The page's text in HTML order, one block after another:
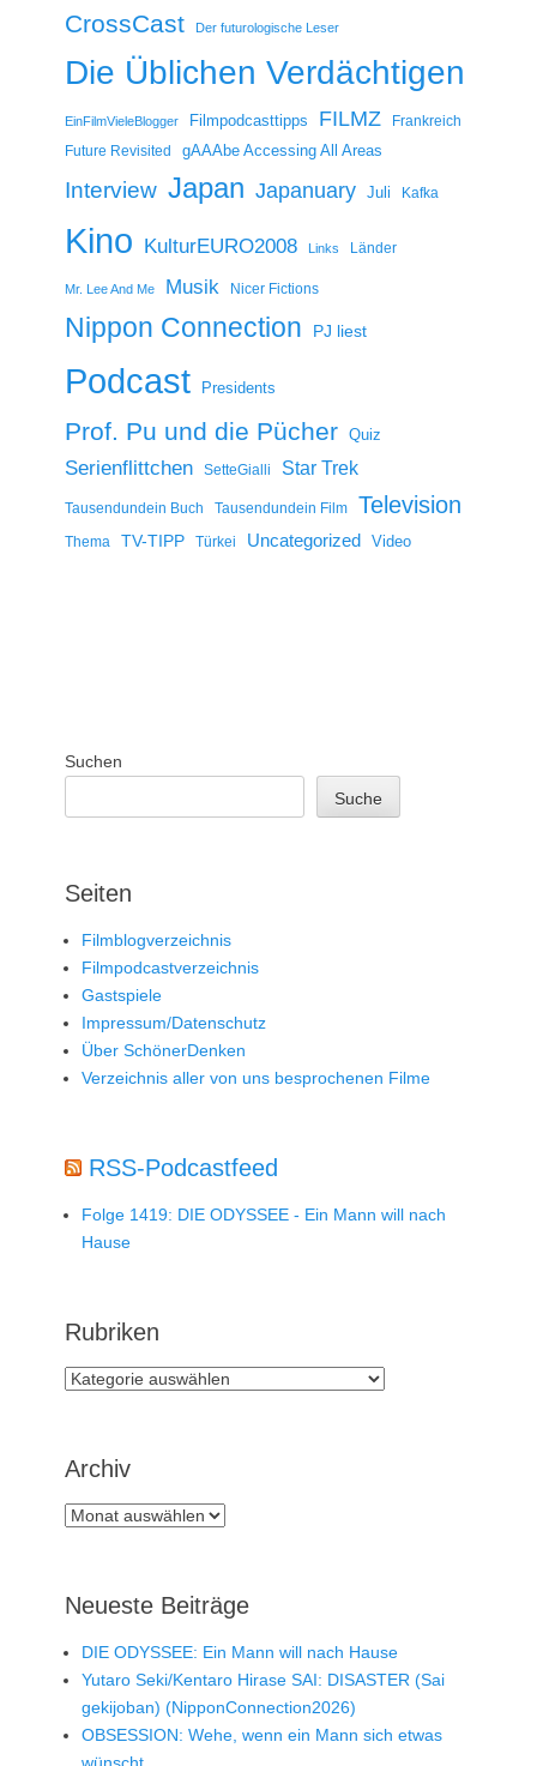
CrossCast Der futurologische Leser
Die Üblichen Verdächtigen
EinFilmVieleBlogger Filmpodcasttipps FILMZ
Frankreich
Future Revisited
gAAAbe Accessing All Areas
Interview Japan Japanuary Juli Kafka
Kino KulturEURO2008 Links Länder
Mr. Lee And Me Musik Nicer Fictions
Nippon Connection PJ liest
Podcast Presidents
Prof. Pu und die Pücher Quiz
Serienflittchen SetteGialli Star Trek
Tausendundein Buch Tausendundein Film Television
Thema TV-TIPP Türkei Uncategorized Video
Suchen
Suche
Seiten
Filmblogverzeichnis
Filmpodcastverzeichnis
Gastspiele
Impressum/Datenschutz
Über SchönerDenken
Verzeichnis aller von uns besprochenen Filme
RSS-Podcastfeed
Folge 1419: DIE ODYSSEE - Ein Mann will nach
Hause
Rubriken
Rubriken
Archiv
Archiv
Neueste Beiträge
DIE ODYSSEE: Ein Mann will nach Hause
Yutaro Seki/Kentaro Hirase SAI: DISASTER (Sai
gekijoban) (NipponConnection2026)
OBSESSION: Wehe, wenn ein Mann sich etwas